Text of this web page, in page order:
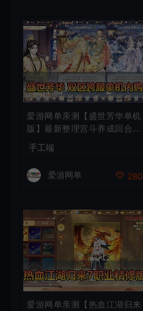
爱游网单亲测【盛世芳华单机
版】最新整理宫斗养成回合抽
一键端视频教学+linux手工外
网端文本教学
手工端
爱游网单 280
爱游网单亲测【热血江湖归来